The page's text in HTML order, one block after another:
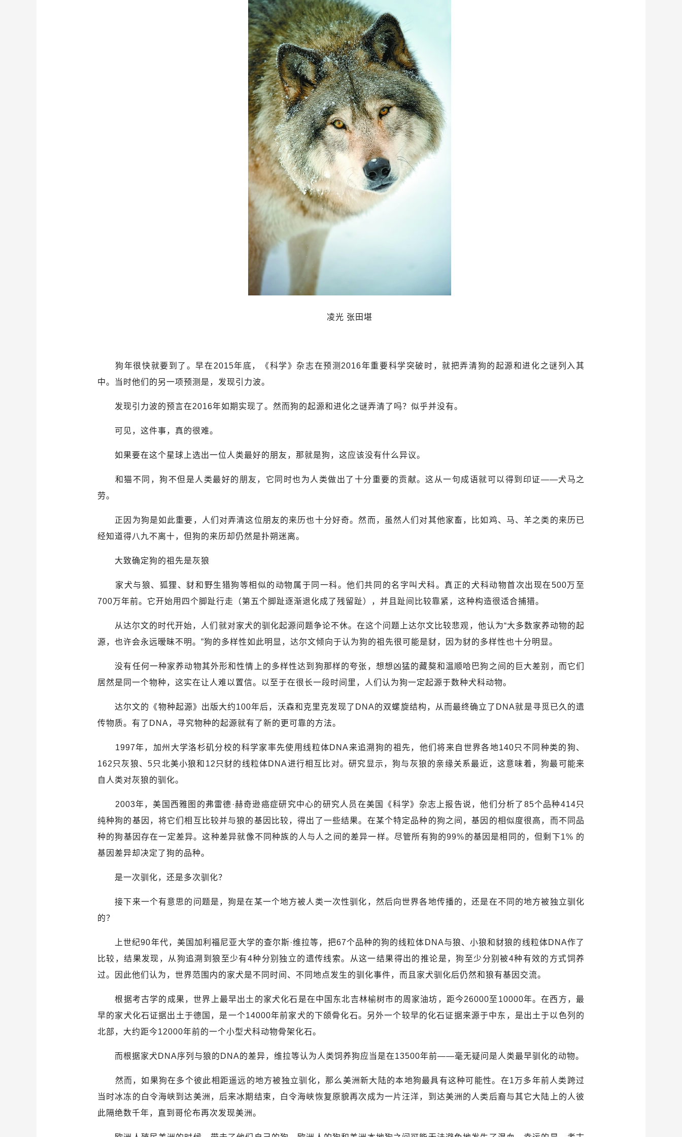
凌光 张田堪
狗年很快就要到了。早在2015年底，《科学》杂志在预测2016年重要科学突破时，就把弄清狗的起源和进化之谜列入其
中。当时他们的另一项预测是，发现引力波。
发现引力波的预言在2016年如期实现了。然而狗的起源和进化之谜弄清了吗？似乎并没有。
可见，这件事，真的很难。
如果要在这个星球上选出一位人类最好的朋友，那就是狗，这应该没有什么异议。
和猫不同，狗不但是人类最好的朋友，它同时也为人类做出了十分重要的贡献。这从一句成语就可以得到印证——犬马之
劳。
正因为狗是如此重要，人们对弄清这位朋友的来历也十分好奇。然而，虽然人们对其他家畜，比如鸡、马、羊之类的来历已
经知道得八九不离十，但狗的来历却仍然是扑朔迷离。
大致确定狗的祖先是灰狼
家犬与狼、狐狸、豺和野生猎狗等相似的动物属于同一科。他们共同的名字叫犬科。真正的犬科动物首次出现在500万至
700万年前。它开始用四个脚趾行走（第五个脚趾逐渐退化成了残留趾），并且趾间比较靠紧，这种构造很适合捕猎。
从达尔文的时代开始，人们就对家犬的驯化起源问题争论不休。在这个问题上达尔文比较悲观，他认为“大多数家养动物的起
源，也许会永远暧昧不明。”狗的多样性如此明显，达尔文倾向于认为狗的祖先很可能是豺，因为豺的多样性也十分明显。
没有任何一种家养动物其外形和性情上的多样性达到狗那样的夸张，想想凶猛的藏獒和温顺哈巴狗之间的巨大差别，而它们
居然是同一个物种，这实在让人难以置信。以至于在很长一段时间里，人们认为狗一定起源于数种犬科动物。
达尔文的《物种起源》出版大约100年后，沃森和克里克发现了DNA的双螺旋结构，从而最终确立了DNA就是寻觅已久的遗
传物质。有了DNA，寻究物种的起源就有了新的更可靠的方法。
1997年，加州大学洛杉矶分校的科学家率先使用线粒体DNA来追溯狗的祖先，他们将来自世界各地140只不同种类的狗、
162只灰狼、5只北美小狼和12只豺的线粒体DNA进行相互比对。研究显示，狗与灰狼的亲缘关系最近，这意味着，狗最可能来
自人类对灰狼的驯化。
2003年，美国西雅图的弗雷德·赫奇逊癌症研究中心的研究人员在美国《科学》杂志上报告说，他们分析了85个品种414只
纯种狗的基因，将它们相互比较并与狼的基因比较，得出了一些结果。在某个特定品种的狗之间，基因的相似度很高，而不同品
种的狗基因存在一定差异。这种差异就像不同种族的人与人之间的差异一样。尽管所有狗的99%的基因是相同的，但剩下1% 的
基因差异却决定了狗的品种。
是一次驯化，还是多次驯化？
接下来一个有意思的问题是，狗是在某一个地方被人类一次性驯化，然后向世界各地传播的，还是在不同的地方被独立驯化
的？
上世纪90年代，美国加利福尼亚大学的查尔斯·维拉等，把67个品种的狗的线粒体DNA与狼、小狼和豺狼的线粒体DNA作了
比较，结果发现，从狗追溯到狼至少有4种分别独立的遗传线索。从这一结果得出的推论是，狗至少分别被4种有效的方式饲养
过。因此他们认为，世界范围内的家犬是不同时间、不同地点发生的驯化事件，而且家犬驯化后仍然和狼有基因交流。
根据考古学的成果，世界上最早出土的家犬化石是在中国东北吉林榆树市的周家油坊，距今26000至10000年。在西方，最
早的家犬化石证据出土于德国，是一个14000年前家犬的下颌骨化石。另外一个较早的化石证据来源于中东，是出土于以色列的
北部，大约距今12000年前的一个小型犬科动物骨架化石。
而根据家犬DNA序列与狼的DNA的差异，维拉等认为人类饲养狗应当是在13500年前——毫无疑问是人类最早驯化的动物。
然而，如果狗在多个彼此相距遥远的地方被独立驯化，那么美洲新大陆的本地狗最具有这种可能性。在1万多年前人类跨过
当时冰冻的白令海峡到达美洲，后来冰期结束，白令海峡恢复原貌再次成为一片汪洋，到达美洲的人类后裔与其它大陆上的人彼
此隔绝数千年，直到哥伦布再次发现美洲。